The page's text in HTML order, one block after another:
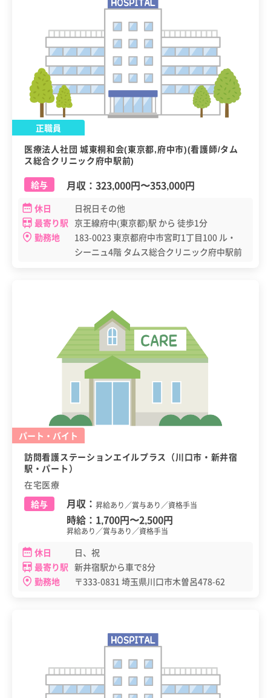
正職員
医療法人社団 城東桐和会(東京都,府中市)(看護師/タム
ス総合クリニック府中駅前)
給与
月収： 323,000円〜353,000円
休日
日祝日その他
最寄り駅 京王線府中(東京都)駅 から 徒歩1分
勤務地
183-0023 東京都府中市宮町1丁目100 ル・
シーニュ4階 タムス総合クリニック府中駅前
パート・バイト
訪問看護ステーションエイルプラス（川口市・新井宿
駅・パート）
在宅医療
給与
月収： 昇給あり／賞与あり／資格手当
時給： 1,700円〜2,500円
昇給あり／賞与あり／資格手当
休日
日、祝
最寄り駅 新井宿駅から車で8分
勤務地
〒333-0831 埼玉県川口市木曽呂478-62